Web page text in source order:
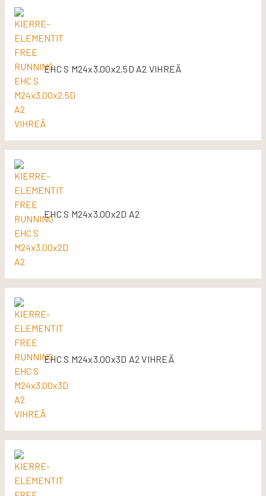
EHC S M24x3.00x2.5D A2 VIHREÄ
EHC S M24x3.00x2D A2
EHC S M24x3.00x3D A2 VIHREÄ